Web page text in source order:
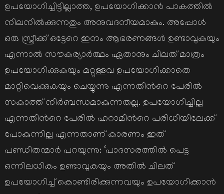
ഉപയോഗിച്ചിട്ടില്ലാത്ത, ഉപയോഗിക്കാന്‍ പാകത്തില്‍
നിലനില്‍ക്കുന്നതും അനുവദനീയമാകും. അപ്പോള്‍
ഒരു സ്ത്രീക്ക് ഒട്ടേറെ ഇനം ആഭരണങ്ങള്‍ ഉണ്ടാവുകയും
എന്നാല്‍ സൗകര്യാര്‍ത്ഥം ഏതാനും ചിലത് മാത്രം
ഉപയോഗിക്കുകയും മറ്റുള്ളവ ഉപയോഗിക്കാതെ
മാറ്റിവെക്കുകയും ചെയ്യുന്നു എന്നതിന്‍റെ പേരില്‍
സകാത്ത് നിര്‍ബന്ധമാകുന്നതല്ല. ഉപയോഗിച്ചില്ല
എന്നതിന്‍റെ പേരില്‍ ഹറാമിന്‍റെ പരിധിയിലേക്ക്
പോകുന്നില്ല എന്നതാണ് കാരണം ഇത്
പണ്ഡിതന്മാര്‍ പറയുന്നു: ‘പാദസരത്തില്‍ പെട്ട
ഒന്നിലധികം ഉണ്ടാവുകയും അതില്‍ ചിലത്
ഉപയോഗിച്ച് കൊണ്ടിരിക്കുന്നവയും ഉപയോഗിക്കാന്‍